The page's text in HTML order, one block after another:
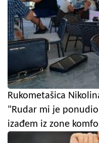
Rukometašica
"Rudar mi je
izađem iz zone